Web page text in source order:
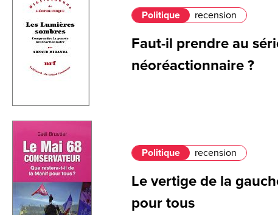
Politique recension
Faut-il prendre au
néoréactionnaire ?
Politique recension
Le vertige de la
pour tous